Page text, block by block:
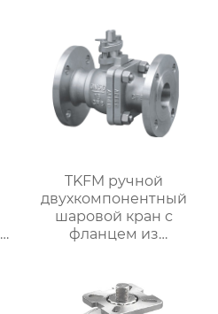
шаровой кран из
кованой стали
TKFM ручной
двухкомпонентный
шаровой кран с
фланцем из
нефтехимических
систем